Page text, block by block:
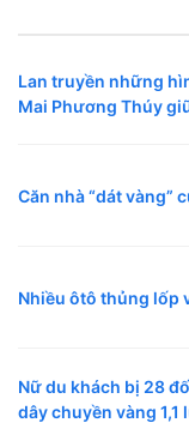
Lan truyền những
Mai Phương Thúy
Căn nhà “dát vàng”
Nhiều ôtô thủng lốp
Nữ du khách bị 28
dây chuyền vàng 1,1